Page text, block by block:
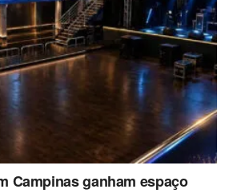
Campinas ganham espaço